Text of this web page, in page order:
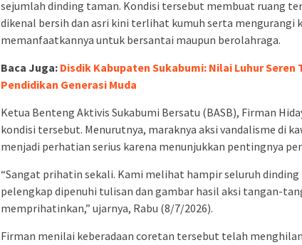
sejumlah dinding taman. Kondisi tersebut membuat ruang
dikenal bersih dan asri kini terlihat kumuh serta mengurangi
memanfaatkannya untuk bersantai maupun berolahraga.
Baca Juga: Disdik Kabupaten Sukabumi: Nilai Luhur Seren
Pendidikan Generasi Muda
Ketua Benteng Aktivis Sukabumi Bersatu (BASB), Firman
kondisi tersebut. Menurutnya, maraknya aksi vandalisme di
menjadi perhatian serius karena menunjukkan pentingnya
“Sangat prihatin sekali. Kami melihat hampir seluruh
pelengkap dipenuhi tulisan dan gambar hasil aksi tangan-
memprihatinkan,” ujarnya, Rabu (8/7/2026).
Firman menilai keberadaan coretan tersebut telah